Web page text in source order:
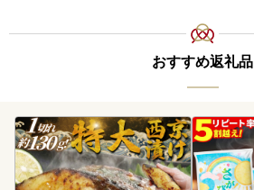
おすすめ返礼品